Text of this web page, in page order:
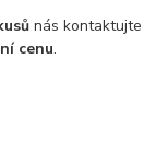
nás kontaktujte
cenu.